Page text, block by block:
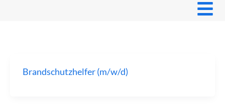
Brandschutzhelfer (m/w/d)